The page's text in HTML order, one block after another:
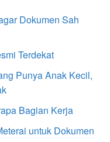
Dokumen Sah
Terdekat
Punya Anak Kecil,
Bagian Kerja
untuk Dokumen